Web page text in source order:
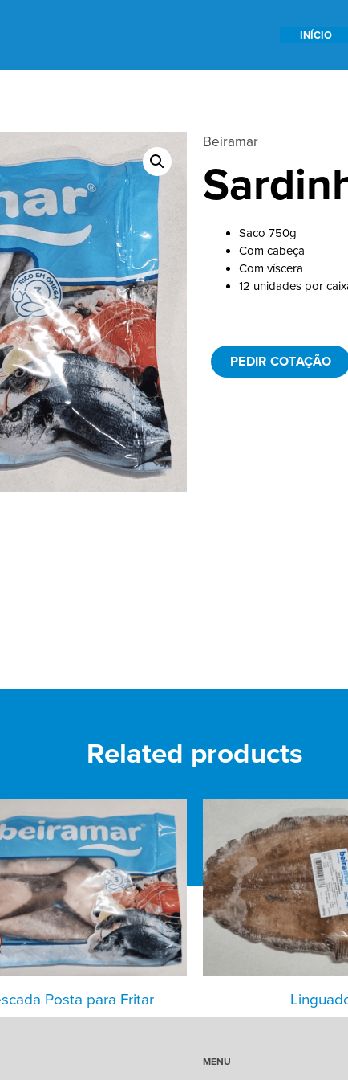
INÍCIO
Beiramar
Saco 750g
Com cabeça
Com víscera
12 unidades por
PEDIR COTAÇÃO
Related products
Posta para Fritar
MENU